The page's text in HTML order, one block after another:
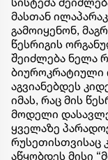
მასთან
გამოიყენონ,
წესრიგის
შეიძლება ნელა
ბიუროკრატიული
აგვიანებდეს
იმას, რაც მის
მოდელი
ყველაზე
რუსეთისთვისაც
აწყობდეს მისი